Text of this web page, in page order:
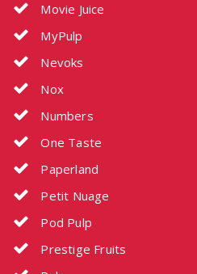
Movie Juice
MyPulp
Nevoks
Nox
Numbers
One Taste
Paperland
Petit Nuage
Pod Pulp
Prestige Fruits